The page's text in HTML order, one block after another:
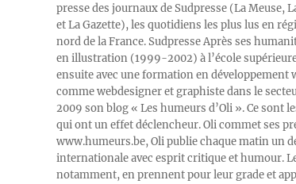
presse des journaux de Sudpresse (La Meuse,
et La Gazette), les quotidiens les plus lus en
nord de la France. Sudpresse Après ses
en illustration (1999-2002) à l’école
ensuite avec une formation en développement
comme webdesigner et graphiste dans le
2009 son blog « Les humeurs d’Oli ». Ce sont
qui ont un effet déclencheur. Oli commet ses
www.humeurs.be, Oli publie chaque matin un
internationale avec esprit critique et humour.
notamment, en prennent pour leur grade et